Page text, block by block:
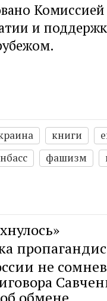
и
книги
фашизм
не